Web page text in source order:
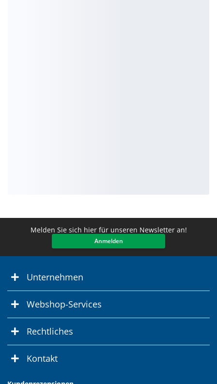
Melden Sie sich hier für unseren Newsletter an!
Anmelden
Unternehmen
Webshop-Services
Rechtliches
Kontakt